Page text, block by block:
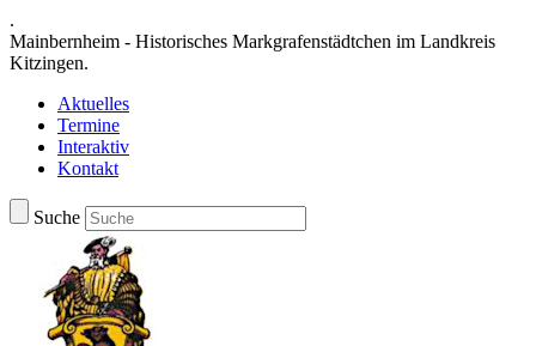
.
Mainbernheim - Historisches Markgrafenstädtchen im Landkreis
Kitzingen.
Aktuelles
Termine
Interaktiv
Kontakt
Suche